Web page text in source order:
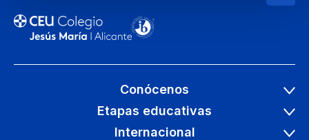
Conócenos
Etapas educativas
Internacional